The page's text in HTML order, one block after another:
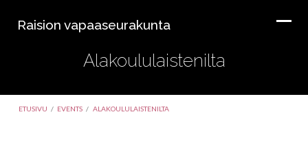
Raision vapaaseurakunta
Alakoululaistenilta
ETUSIVU / EVENTS / ALAKOULULAISTENILTA